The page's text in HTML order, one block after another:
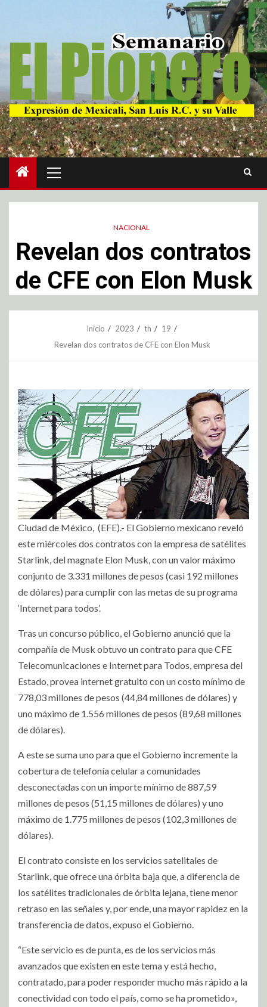
NACIONAL
Revelan dos contratos
de CFE con Elon Musk
Inicio 2023 th
19
Revelan dos contratos de CFE con Elon Musk
Ciudad de México, (EFE).- El Gobierno mexicano reveló
este miércoles dos contratos con la empresa de satélites
Starlink, del magnate Elon Musk, con un valor máximo
conjunto de 3.331 millones de pesos (casi 192 millones
de dólares) para cumplir con las metas de su programa
‘Internet para todos’.
Tras un concurso público, el Gobierno anunció que la
compañía de Musk obtuvo un contrato para que CFE
Telecomunicaciones e Internet para Todos, empresa del
Estado, provea internet gratuito con un costo mínimo de
778,03 millones de pesos (44,84 millones de dólares) y
uno máximo de 1.556 millones de pesos (89,68 millones
de dólares).
A este se suma uno para que el Gobierno incremente la
cobertura de telefonía celular a comunidades
desconectadas con un importe mínimo de 887,59
millones de pesos (51,15 millones de dólares) y uno
máximo de 1.775 millones de pesos (102,3 millones de
dólares).
El contrato consiste en los servicios satelitales de
Starlink, que ofrece una órbita baja que, a diferencia de
los satélites tradicionales de órbita lejana, tiene menor
retraso en las señales y, por ende, una mayor rapidez en la
transferencia de datos, expuso el Gobierno.
“Este servicio es de punta, es de los servicios más
avanzados que existen en este tema y está hecho,
contratado, para poder responder mucho más rápido a la
conectividad con todo el país, como se ha prometido»,